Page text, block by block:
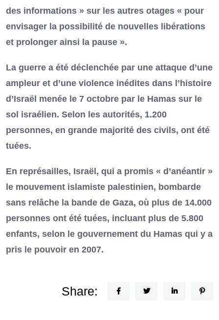
des informations » sur les autres otages « pour
envisager la possibilité de nouvelles libérations
et prolonger ainsi la pause ».
La guerre a été déclenchée par une attaque d’une
ampleur et d’une violence inédites dans l’histoire
d’Israël menée le 7 octobre par le Hamas sur le
sol israélien. Selon les autorités, 1.200
personnes, en grande majorité des civils, ont été
tuées.
En représailles, Israël, qui a promis « d’anéantir »
le mouvement islamiste palestinien, bombarde
sans relâche la bande de Gaza, où plus de 14.000
personnes ont été tuées, incluant plus de 5.800
enfants, selon le gouvernement du Hamas qui y a
pris le pouvoir en 2007.
Share: